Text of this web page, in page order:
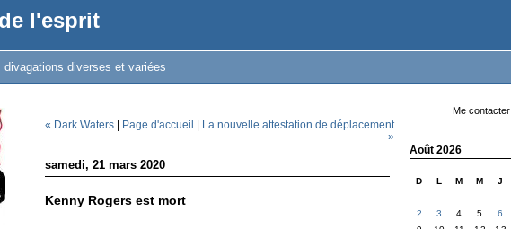
l'esprit
divagations diverses et variées
Me contacter
Août 2026
D L M M J
2
3 4 5 6
« Dark Waters| Page d'accueil | La nouvelle attestation de déplacement
»
samedi, 21 mars 2020
Kenny Rogers est mort